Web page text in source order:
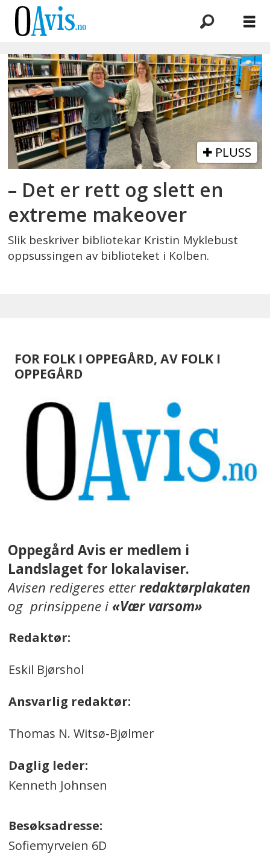
Emne:
fredriksen
PLUSS
– Det er rett og slett en
extreme makeover
Slik beskriver bibliotekar Kristin Myklebust
oppsussingen av biblioteket i Kolben.
FOR FOLK I OPPEGÅRD, AV FOLK I
OPPEGÅRD
Oppegård Avis er medlem i
Landslaget for lokalaviser.
Avisen redigeres etterredaktørplakaten
og prinsippene i«Vær varsom»
Redaktør:
Eskil Bjørshol
Ansvarlig redaktør:
Thomas N. Witsø-Bjølmer
Daglig leder:
Kenneth Johnsen
Besøksadresse:
Sofiemyrveien 6D